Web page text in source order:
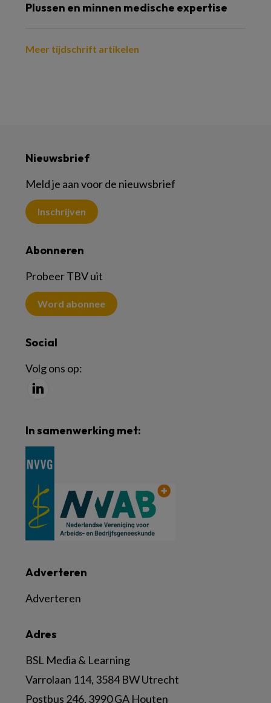
Plussen en minnen medische expertise
Meer tijdschrift artikelen
Nieuwsbrief
Meld je aan voor de nieuwsbrief
Inschrijven
Abonneren
Probeer TBV uit
Word abonnee
Social
Volg ons op:
Adres
BSL Media & Learning
Varrolaan 114, 3584 BW Utrecht
Postbus 246, 3990 GA Houten
Adverteren
Adverteren
In samenwerking met: